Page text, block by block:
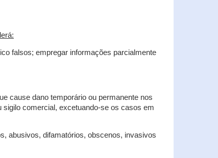
falsos; empregar informações parcialmente
cause dano temporário ou permanente nos
sigilo comercial, excetuando-se os casos em
abusivos, difamatórios, obscenos, invasivos